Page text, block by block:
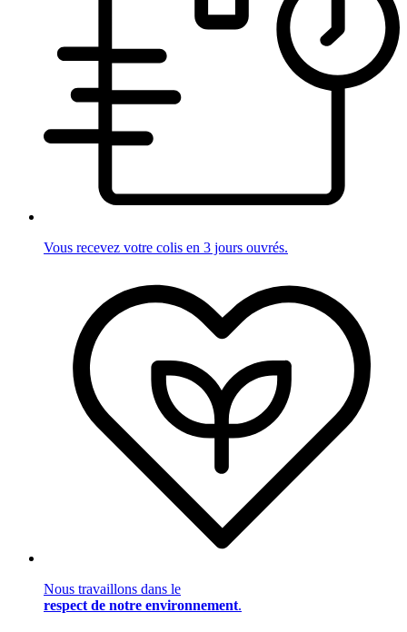
Vous recevez votre colis en 3 jours ouvrés.
Nous travaillons dans le
respect de notre environnement.